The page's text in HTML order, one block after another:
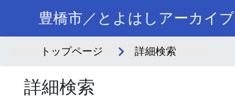
豊橋市／とよはしアーカイブ
トップページ 詳細検索
詳細検索